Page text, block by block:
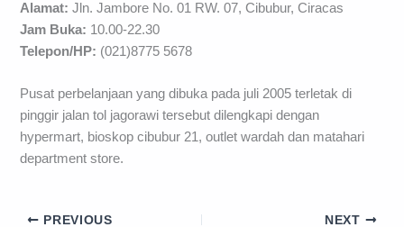
Alamat: Jln. Jambore No. 01 RW. 07, Cibubur, Ciracas
Jam Buka: 10.00-22.30
Telepon/HP: (021)8775 5678
Pusat perbelanjaan yang dibuka pada juli 2005 terletak di
pinggir jalan tol jagorawi tersebut dilengkapi dengan
hypermart, bioskop cibubur 21, outlet wardah dan matahari
department store.
PREVIOUS NEXT